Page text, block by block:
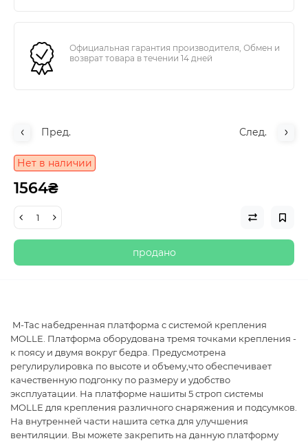
Официальная гарантия производителя, Обмен и
возврат товара в течении 14 дней
Пред. След.
Нет в наличии
1564₴
продано
M-Tac набедренная платформа с системой крепления
MOLLE. Платформа оборудована тремя точками крепления -
к поясу и двумя вокруг бедра. Предусмотрена
регулирулировка по высоте и объему,что обеспечивает
качественную подгонку по размеру и удобство
эксплуатации. На платформе нашиты 5 строп системы
MOLLE для крепления различного снаряжения и подсумков.
На внутренней части нашита сетка для улучшения
вентиляции. Вы можете закрепить на данную платформу